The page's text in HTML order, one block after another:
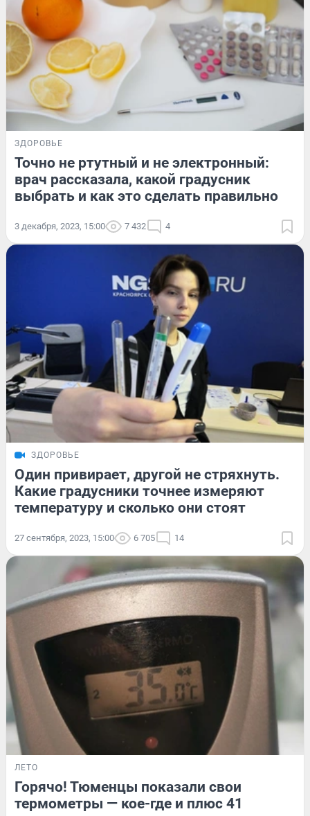
ЗДОРОВЬЕ
Точно не ртутный и не электронный:
врач рассказала, какой градусник
выбрать и как это сделать правильно
3 декабря, 2023, 15:00 7 432 4
ЗДОРОВЬЕ
Один привирает, другой не стряхнуть.
Какие градусники точнее измеряют
температуру и сколько они стоят
27 сентября, 2023, 15:00 6 705 14
ЛЕТО
Горячо! Тюменцы показали свои
термометры — кое-где и плюс 41